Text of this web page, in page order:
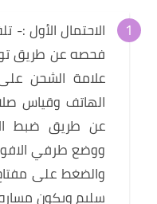
الاحتمال الأول :-
فحصه عن طريق
علامة الشحن
الهاتف وقياس
عن طريق ضبط
ووضع طرفي
والضغط على
سليم ويكون